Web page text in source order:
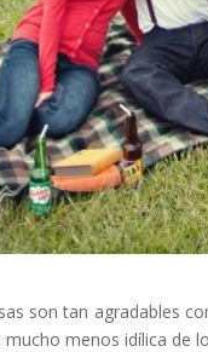
son tan agradables
menos idílica de